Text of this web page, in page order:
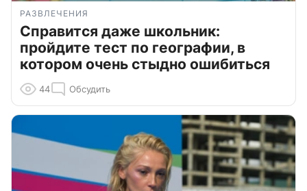
РАЗВЛЕЧЕНИЯ
Справится даже школьник:
пройдите тест по географии, в
котором очень стыдно ошибиться
44 Обсудить